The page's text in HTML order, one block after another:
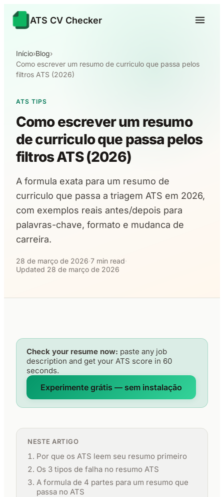
ATS CV Checker
Início›Blog›
Como escrever um resumo de curriculo que passa pelos
filtros ATS (2026)
ATS TIPS
Como escrever um resumo
de curriculo que passa pelos
filtros ATS (2026)
A formula exata para um resumo de
curriculo que passa a triagem ATS em 2026,
com exemplos reais antes/depois para
palavras-chave, formato e mudanca de
carreira.
28 de março de 2026·7 min read·
Updated 28 de março de 2026
Check your resume now: paste any job
description and get your ATS score in 60
seconds.
Experimente grátis — sem instalação
NESTE ARTIGO
Por que os ATS leem seu resumo primeiro
Os 3 tipos de falha no resumo ATS
A formula de 4 partes para um resumo que
passa no ATS